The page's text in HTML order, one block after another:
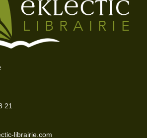
21
librairie.com